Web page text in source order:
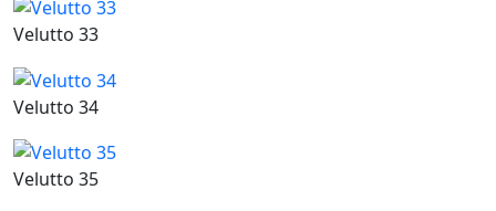
Velutto 33
Velutto 34
Velutto 35